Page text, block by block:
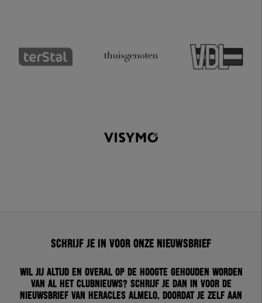
Schrijf je in voor onze nieuwsbrief
Wil jij altijd en overal op de hoogte gehouden worden
van al het clubnieuws? Schrijf je dan in voor de
nieuwsbrief van Heracles Almelo. Doordat je zelf aan